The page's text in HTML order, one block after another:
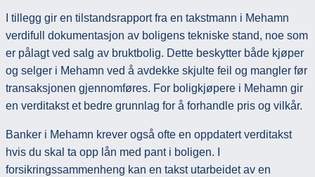
I tillegg gir en tilstandsrapport fra en takstmann i Mehamn
verdifull dokumentasjon av boligens tekniske stand, noe som
er pålagt ved salg av bruktbolig. Dette beskytter både kjøper
og selger i Mehamn ved å avdekke skjulte feil og mangler før
transaksjonen gjennomføres. For boligkjøpere i Mehamn gir
en verditakst et bedre grunnlag for å forhandle pris og vilkår.
Banker i Mehamn krever også ofte en oppdatert verditakst
hvis du skal ta opp lån med pant i boligen. I
forsikringssammenheng kan en takst utarbeidet av en